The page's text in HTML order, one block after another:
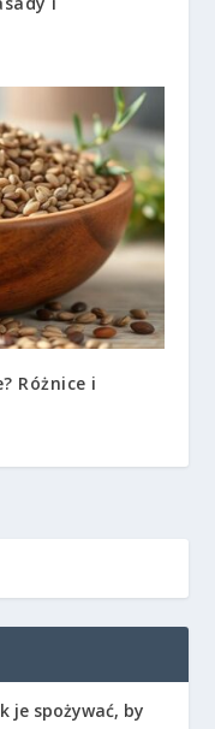
Różnice i
je spożywać, by